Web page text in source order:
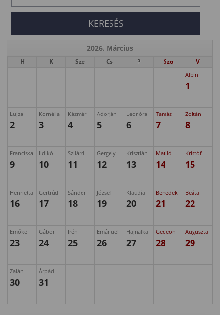
2026. Március
H K Sze Cs P Szo V
Albin
1
Lujza
2
Kornélia
3
Kázmér
4
Adorján
5
Leonóra
6
Tamás
7
Zoltán
8
Franciska
9
Ildikó
10
Szilárd
11
Gergely
12
Krisztián
13
Matild
14
Kristóf
15
Henrietta
16
Gertrúd
17
Sándor
18
József
19
Klaudia
20
Benedek
21
Beáta
22
Emőke
23
Gábor
24
Irén
25
Emánuel
26
Hajnalka
27
Gedeon
28
Auguszta
29
Zalán
30
Árpád
31